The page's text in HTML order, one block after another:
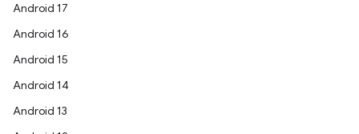
Android 17
Android 16
Android 15
Android 14
Android 13